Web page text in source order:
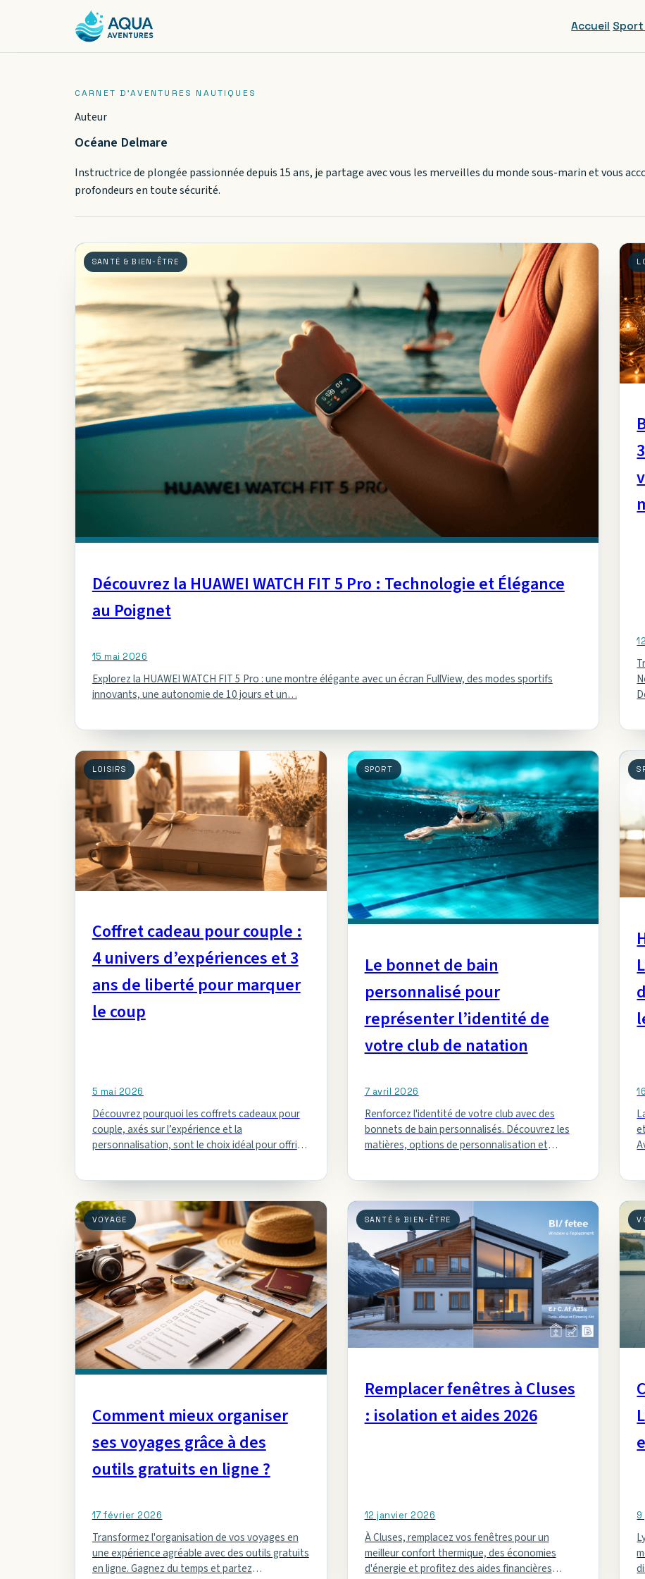
Accueil
Auteur
Océane Delmare
Instructrice de plongée passionnée depuis 15 ans, je partage avec vous les merveilles du monde sous-marin et vous
profondeurs en toute sécurité.
SANTÉ & BIEN-ÊTRE
Découvrez la HUAWEI WATCH FIT 5 Pro : Technologie et Élégance
au Poignet
15 mai 2026
Explorez la HUAWEI WATCH FIT 5 Pro : une montre élégante avec un écran FullView, des modes sportifs
innovants, une autonomie de 10 jours et un…
LOISIRS
Coffret cadeau pour couple :
4 univers d’expériences et 3
ans de liberté pour marquer
le coup
5 mai 2026
Découvrez pourquoi les coffrets cadeaux pour
couple, axés sur l’expérience et la
personnalisation, sont le choix idéal pour offrir
SPORT
Le bonnet de bain
personnalisé pour
représenter l’identité de
votre club de natation
7 avril 2026
Renforcez l'identité de votre club avec des
bonnets de bain personnalisés. Découvrez les
matières, options de personnalisation et
VOYAGE
Comment mieux organiser
ses voyages grâce à des
outils gratuits en ligne ?
17 février 2026
Transformez l'organisation de vos voyages en
une expérience agréable avec des outils gratuits
en ligne. Gagnez du temps et partez
SANTÉ & BIEN-ÊTRE
Remplacer fenêtres à Cluses
: isolation et aides 2026
12 janvier 2026
À Cluses, remplacez vos fenêtres pour un
meilleur confort thermique, des économies
d'énergie et profitez des aides financières
9